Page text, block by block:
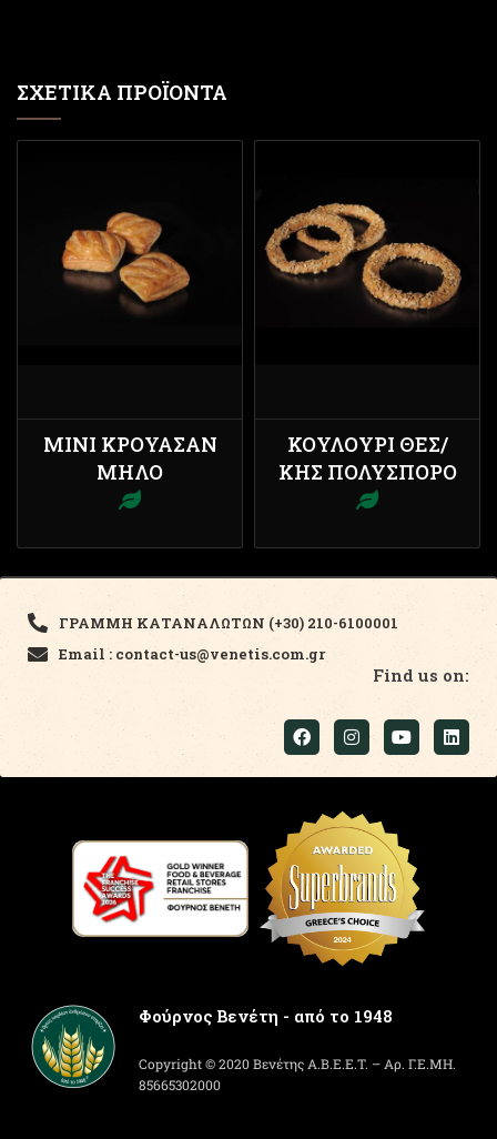
ΣΧΕΤΙΚΆ ΠΡΟΪΌΝΤΑ
ΜΊΝΙ ΚΡΟΥΑΣΆΝ
ΜΉΛΟ
ΚΟΥΛΟΎΡΙ ΘΕΣ/
ΚΗΣ ΠΟΛΎΣΠΟΡΟ
ΓΡΑΜΜΗ ΚΑΤΑΝΑΛΩΤΩΝ (+30) 210-6100001
Email : contact-us@venetis.com.gr
Find us on:
Φούρνος Βενέτη - από το 1948
Copyright © 2020 Βενέτης Α.Β.Ε.Ε.Τ. – Αρ. Γ.Ε.ΜΗ.
85665302000